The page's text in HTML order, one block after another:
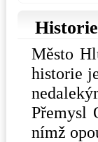
Město
historie
Přemysl
nímž